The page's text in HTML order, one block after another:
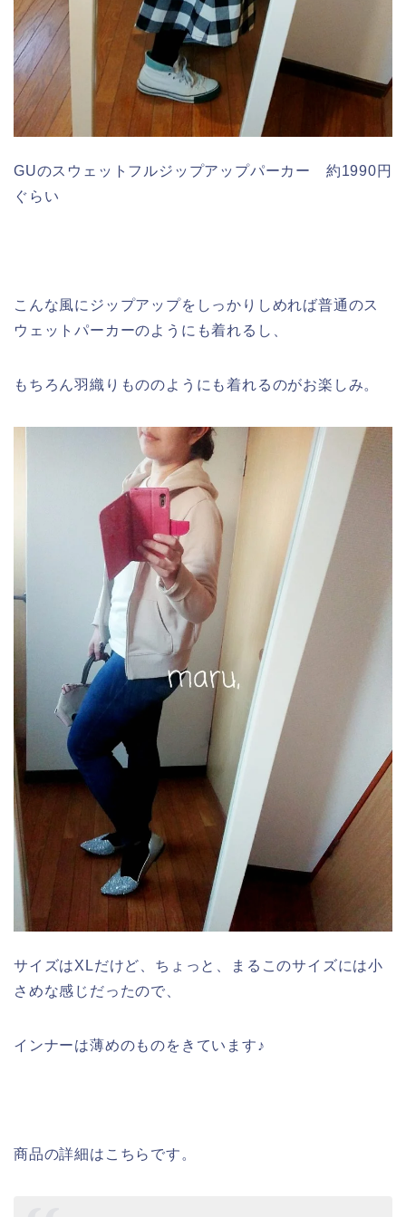
GUのスウェットフルジップアップパーカー 約1990円
ぐらい
こんな風にジップアップをしっかりしめれば普通のス
ウェットパーカーのようにも着れるし、
もちろん羽織りもののようにも着れるのがお楽しみ。
サイズはXLだけど、ちょっと、まるこのサイズには小
さめな感じだったので、
インナーは薄めのものをきています♪
商品の詳細はこちらです。